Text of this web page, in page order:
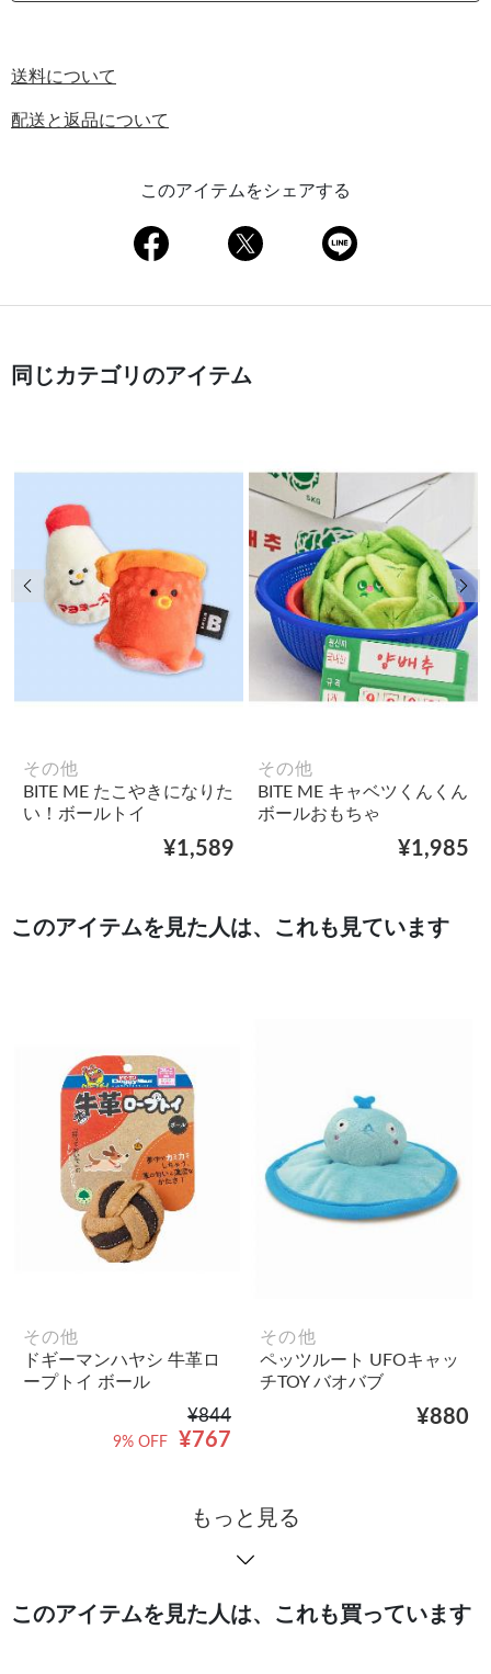
送料について
配送と返品について
このアイテムをシェアする
同じカテゴリのアイテム
その他
BITE ME たこやきになりた
い！ボールトイ
¥1,589
その他
BITE ME キャベツくんくん
ボールおもちゃ
¥1,985
前の画像 次
このアイテムを見た人は、これも見ています
その他
ドギーマンハヤシ 牛革ロ
ープトイ ボール
¥844
¥767
9% OFF
その他
ペッツルート UFOキャッ
チTOY バオバブ
¥880
もっと見る
このアイテムを見た人は、これも買っています